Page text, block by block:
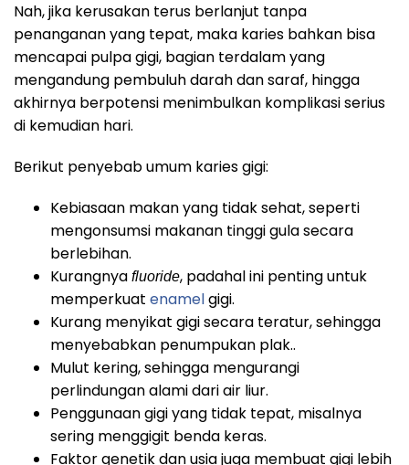
Nah, jika kerusakan terus berlanjut tanpa
penanganan yang tepat, maka karies bahkan bisa
mencapai pulpa gigi, bagian terdalam yang
mengandung pembuluh darah dan saraf, hingga
akhirnya berpotensi menimbulkan komplikasi serius
di kemudian hari.
Berikut penyebab umum karies gigi:
Kebiasaan makan yang tidak sehat, seperti
mengonsumsi makanan tinggi gula secara
berlebihan.
Kurangnya fluoride, padahal ini penting untuk
memperkuat enamelgigi.
Kurang menyikat gigi secara teratur, sehingga
menyebabkan penumpukan plak..
Mulut kering, sehingga mengurangi
perlindungan alami dari air liur.
Penggunaan gigi yang tidak tepat, misalnya
sering menggigit benda keras.
Faktor genetik dan usia juga membuat gigi lebih